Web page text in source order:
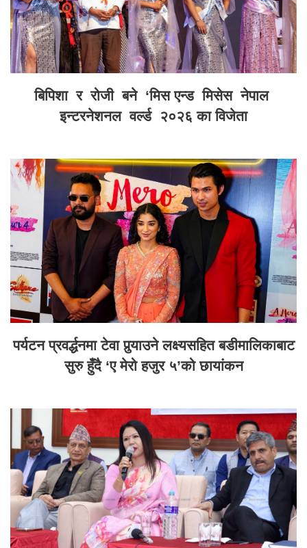
बिपिशा र रोजी बने ‘मिस एन्ड मिसेस नेपाल
इन्टरनेशनल वर्ल्ड २०२६ का विजेता
पर्यटन प्रवर्द्धनमा टेवा पुर्‍याउने लक्ष्यसहित बडीमालिकाबाट
सुरु हुँदै ‘ए मेरो हजुर ५’को छायांकन